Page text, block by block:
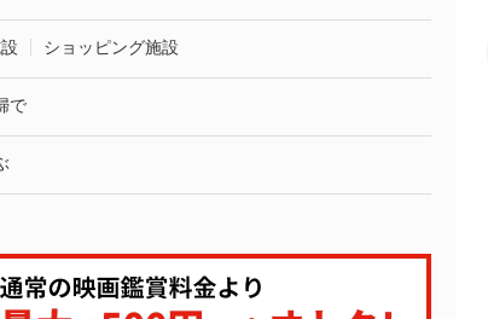
ショッピング施設
で